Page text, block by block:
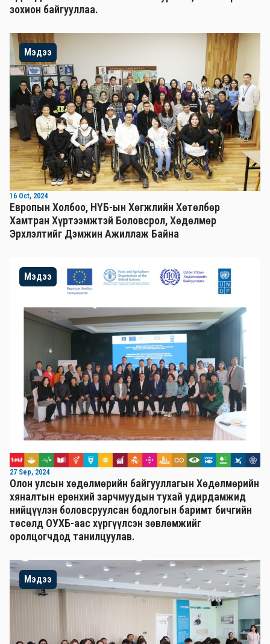
зохион байгууллаа.
Мэдээ
16 Oct, 2024
Европын Холбоо, НҮБ-ын Хөгжлийн Хөтөлбөр
Хамтран Хүртээмжтэй Боловсрол, Хөдөлмөр
Эрхлэлтийг Дэмжин Ажиллаж Байна
Мэдээ
27 Sep, 2024
Олон улсын хөдөлмөрийн байгууллагын Хөдөлмөрийн
хяналтын ерөнхий зарчмуудын тухай удирдамжид
нийцүүлэн боловсруулсан бодлогын баримт бичгийн
төсөлд ОУХБ-аас хүргүүлсэн зөвлөмжийг
оролцогчдод танилцуулав.
Мэдээ